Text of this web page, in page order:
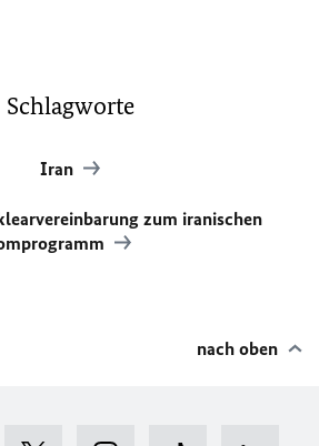
Schlagworte
Iran
zum iranischen
nach oben